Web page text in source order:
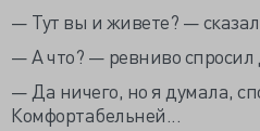
— Тут вы и живете? —
— А что? — ревниво спросил
— Да ничего, но я думала,
Комфортабельней...